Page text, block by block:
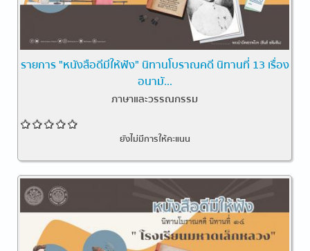
รายการ "หนังสือดีมีให้ฟัง" นิทานโบราณคดี นิทานที่ 13 เรื่อง
อนามั...
ภาษาและวรรณกรรม
ยังไม่มีการให้คะแนน